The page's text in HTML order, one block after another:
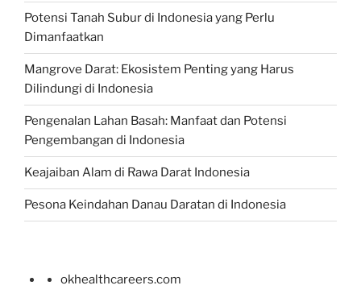
Potensi Tanah Subur di Indonesia yang Perlu
Dimanfaatkan
Mangrove Darat: Ekosistem Penting yang Harus
Dilindungi di Indonesia
Pengenalan Lahan Basah: Manfaat dan Potensi
Pengembangan di Indonesia
Keajaiban Alam di Rawa Darat Indonesia
Pesona Keindahan Danau Daratan di Indonesia
okhealthcareers.com